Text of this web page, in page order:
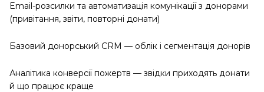
Email-розсилки та автоматизація комунікації з донорами
(привітання, звіти, повторні донати)
Базовий донорський CRM — облік і сегментація донорів
Аналітика конверсії пожертв — звідки приходять донати
й що працює краще